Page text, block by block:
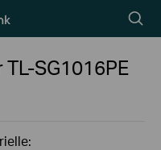
icon
TL-SG1016PE